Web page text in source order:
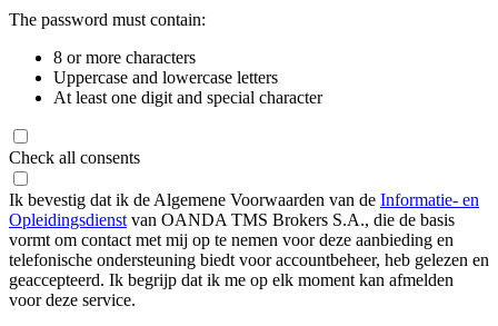
The password must contain:
8 or more characters
Uppercase and lowercase letters
At least one digit and special character
Check all consents
Ik bevestig dat ik de Algemene Voorwaarden van de Informatie- en
Opleidingsdienst van OANDA TMS Brokers S.A., die de basis
vormt om contact met mij op te nemen voor deze aanbieding en
telefonische ondersteuning biedt voor accountbeheer, heb gelezen en
geaccepteerd. Ik begrijp dat ik me op elk moment kan afmelden
voor deze service.